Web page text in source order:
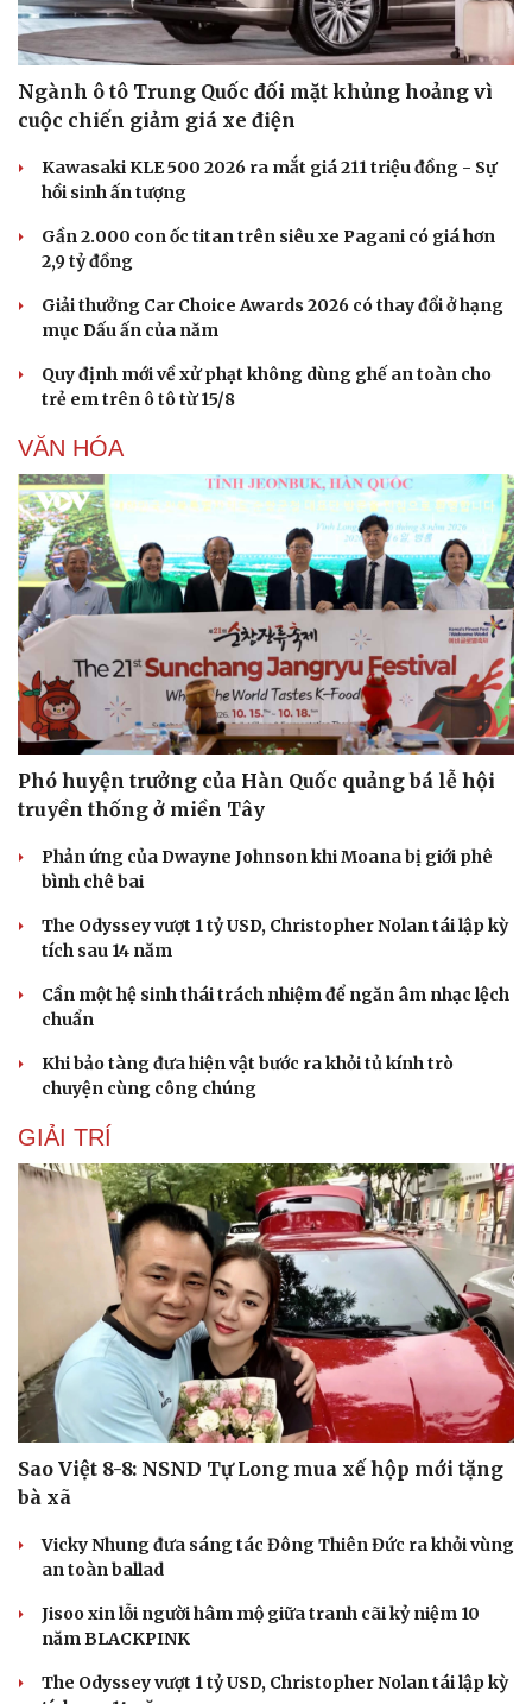
Du lịch
Tư vấn
Săn Tour
check-in
Podcast
Đọc truyện đêm khuya
Hạt giống tâm hồn
Ngành ô tô Trung Quốc đối mặt khủng hoảng vì
cuộc chiến giảm giá xe điện
Kawasaki KLE 500 2026 ra mắt giá 211 triệu đồng - Sự
hồi sinh ấn tượng
Gần 2.000 con ốc titan trên siêu xe Pagani có giá hơn
2,9 tỷ đồng
Giải thưởng Car Choice Awards 2026 có thay đổi ở hạng
mục Dấu ấn của năm
Quy định mới về xử phạt không dùng ghế an toàn cho
trẻ em trên ô tô từ 15/8
VĂN HÓA
Phó huyện trưởng của Hàn Quốc quảng bá lễ hội
truyền thống ở miền Tây
Phản ứng của Dwayne Johnson khi Moana bị giới phê
bình chê bai
The Odyssey vượt 1 tỷ USD, Christopher Nolan tái lập kỳ
tích sau 14 năm
Cần một hệ sinh thái trách nhiệm để ngăn âm nhạc lệch
chuẩn
Khi bảo tàng đưa hiện vật bước ra khỏi tủ kính trò
chuyện cùng công chúng
GIẢI TRÍ
Sao Việt 8-8: NSND Tự Long mua xế hộp mới tặng
bà xã
Vicky Nhung đưa sáng tác Đông Thiên Đức ra khỏi vùng
an toàn ballad
Jisoo xin lỗi người hâm mộ giữa tranh cãi kỷ niệm 10
năm BLACKPINK
The Odyssey vượt 1 tỷ USD, Christopher Nolan tái lập kỳ